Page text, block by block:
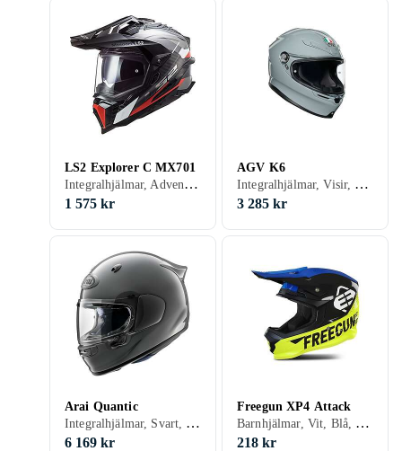
LS2 Explorer C MX701
Integralhjälmar, Adventure hjälmar, Crosshjälmar, Svart, Vit, Silver, Grå, Brun, Blå, Röd, Gul, Orange, Guld, Grön, Kamouflage
1 575 kr
AGV K6
Integralhjälmar, Visir, Svart, Vit, Silver, Grå, Turkos, Blå, Röd, Gul, Orange, Guld, Grön, Kamouflage
3 285 kr
Arai Quantic
Integralhjälmar, Svart, Vit, Silver, Grå, Blå, Röd, Gul, Beige, Lila
6 169 kr
Freegun XP4 Attack
Barnhjälmar, Vit, Blå, Gul
218 kr